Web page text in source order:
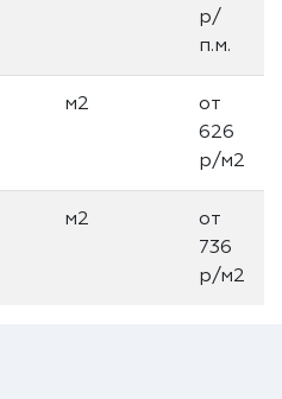
р/
п.м.
м2
от
626
р/м2
м2
от
736
р/м2